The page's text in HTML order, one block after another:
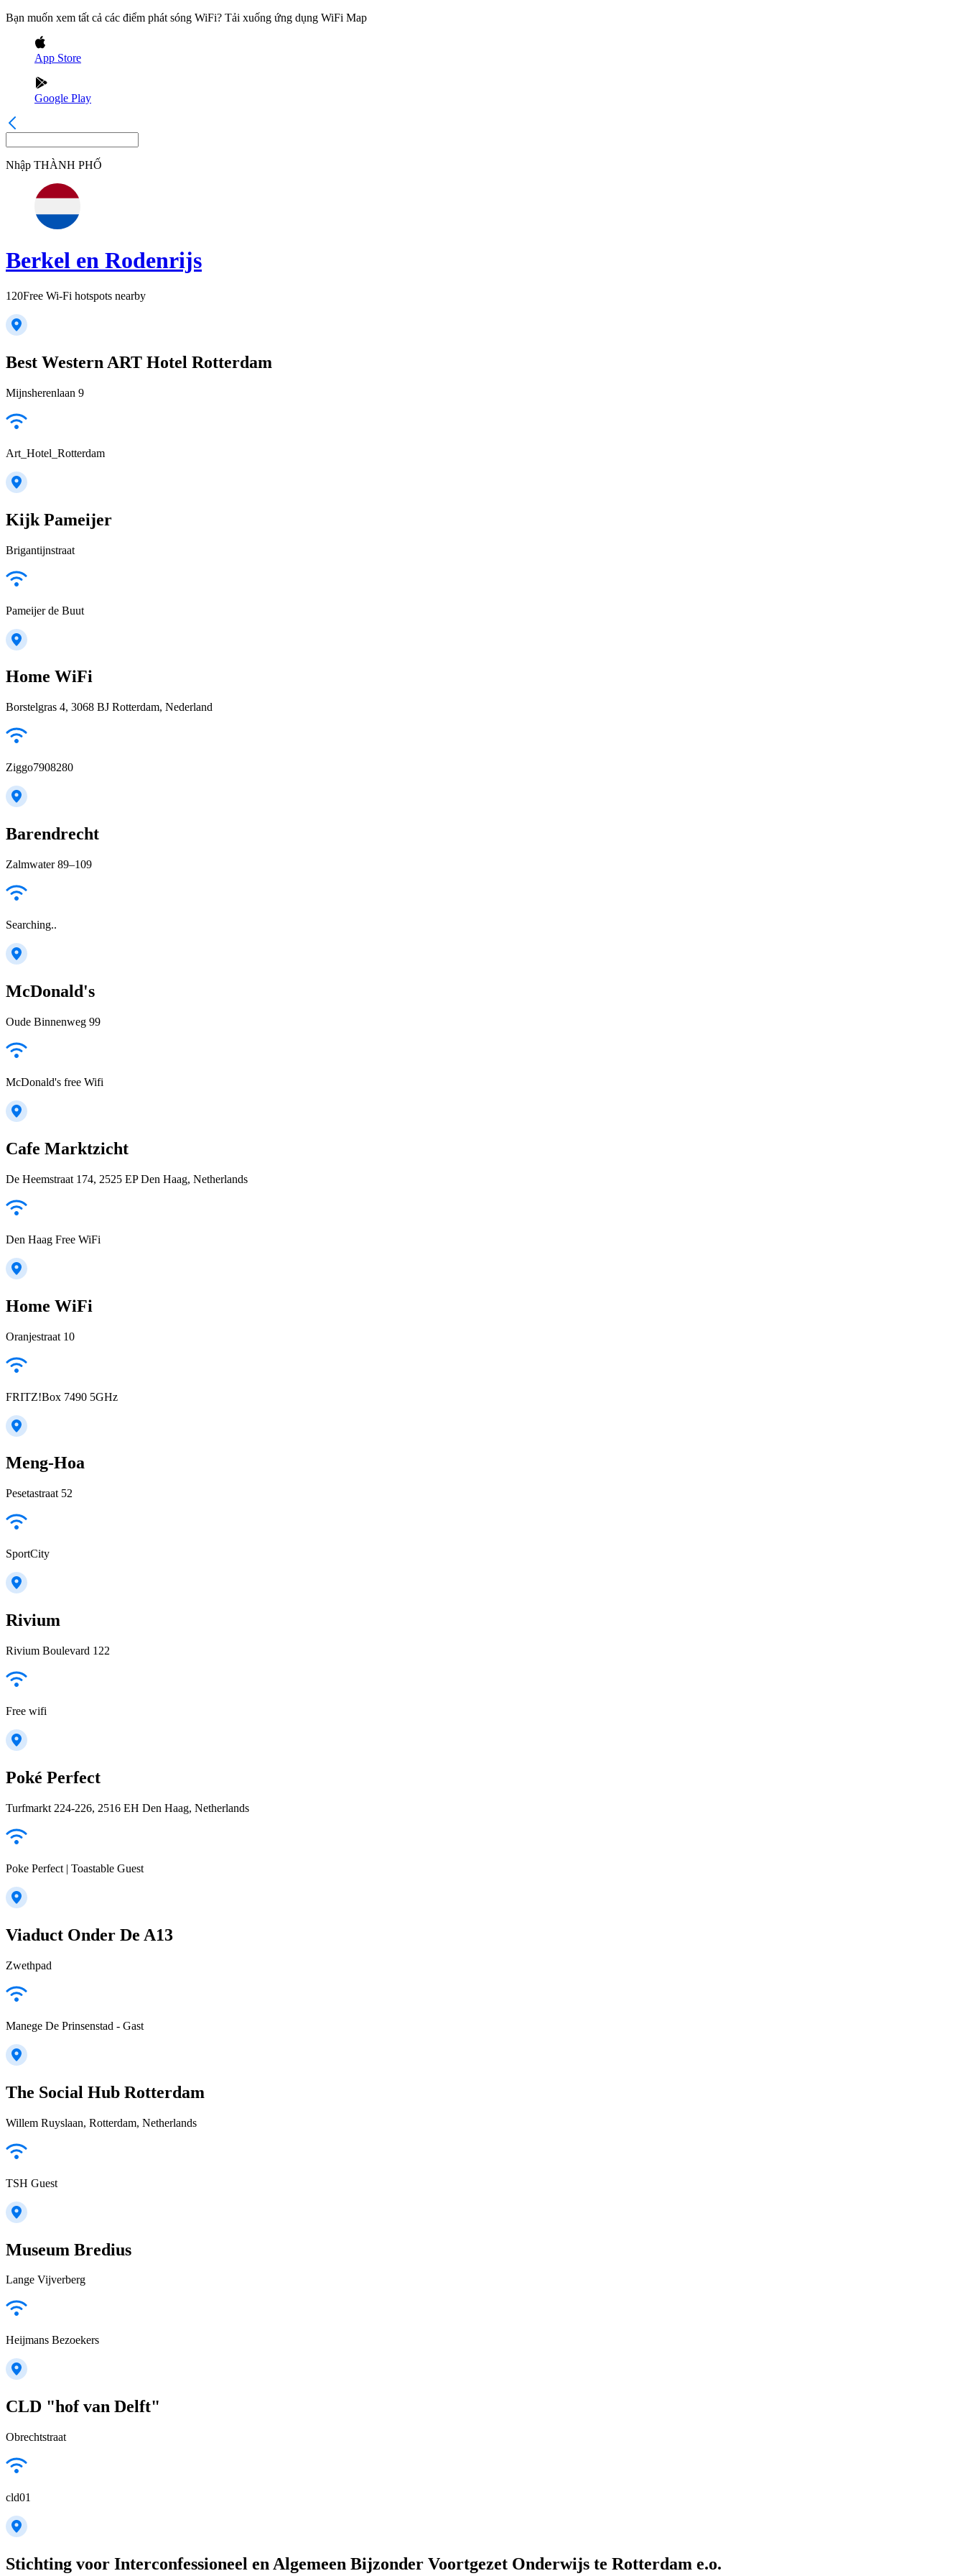
Bạn muốn xem tất cả các điểm phát sóng WiFi? Tải xuống ứng dụng WiFi Map
App Store
Google Play
Nhập THÀNH PHỐ
Berkel en Rodenrijs
120Free Wi-Fi hotspots nearby
Best Western ART Hotel Rotterdam
Mijnsherenlaan 9
Art_Hotel_Rotterdam
Kijk Pameijer
Brigantijnstraat
Pameijer de Buut
Home WiFi
Borstelgras 4, 3068 BJ Rotterdam, Nederland
Ziggo7908280
Barendrecht
Zalmwater 89–109
Searching..
McDonald's
Oude Binnenweg 99
McDonald's free Wifi
Cafe Marktzicht
De Heemstraat 174, 2525 EP Den Haag, Netherlands
Den Haag Free WiFi
Home WiFi
Oranjestraat 10
FRITZ!Box 7490 5GHz
Meng-Hoa
Pesetastraat 52
SportCity
Rivium
Rivium Boulevard 122
Free wifi
Poké Perfect
Turfmarkt 224-226, 2516 EH Den Haag, Netherlands
Poke Perfect | Toastable Guest
Viaduct Onder De A13
Zwethpad
Manege De Prinsenstad - Gast
The Social Hub Rotterdam
Willem Ruyslaan, Rotterdam, Netherlands
TSH Guest
Museum Bredius
Lange Vijverberg
Heijmans Bezoekers
CLD "hof van Delft"
Obrechtstraat
cld01
Stichting voor Interconfessioneel en Algemeen Bijzonder Voortgezet Onderwijs te Rotterdam e.o.